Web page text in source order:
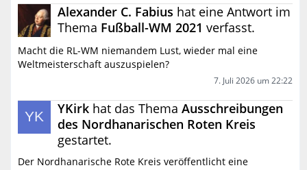
Alexander C. Fabius hat eine Antwort im
Thema Fußball-WM 2021 verfasst.
Macht die RL-WM niemandem Lust, wieder mal eine
Weltmeisterschaft auszuspielen?
7. Juli 2026 um 22:22
YKirk hat das Thema Ausschreibungen
des Nordhanarischen Roten Kreis
gestartet.
Der Nordhanarische Rote Kreis veröffentlicht eine